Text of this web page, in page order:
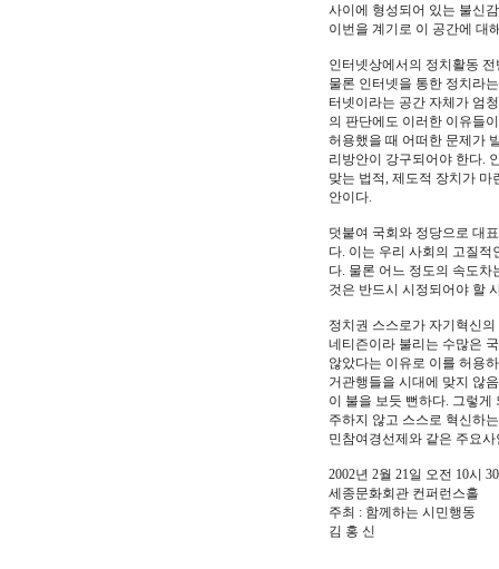
사이에 형성되어 있는 불신
이번을 계기로 이 공간에 대
인터넷상에서의 정치활동
물론 인터넷을 통한 정치라
터넷이라는 공간 자체가 엄
의 판단에도 이러한 이유들
허용했을 때 어떠한 문제가
리방안이 강구되어야 한다.
맞는 법적, 제도적 장치가 마
안이다.
덧붙여 국회와 정당으로 대
다. 이는 우리 사회의 고질
다. 물론 어느 정도의 속도
것은 반드시 시정되어야 할
정치권 스스로가 자기혁신
네티즌이라 불리는 수많은
않았다는 이유로 이를 허용
거관행들을 시대에 맞지 않
이 불을 보듯 뻔하다. 그렇
주하지 않고 스스로 혁신하
민참여경선제와 같은 주요
2002년 2월 21일 오전 10시
세종문화회관 컨퍼런스홀
주최 : 함께하는 시민행동
김 홍 신